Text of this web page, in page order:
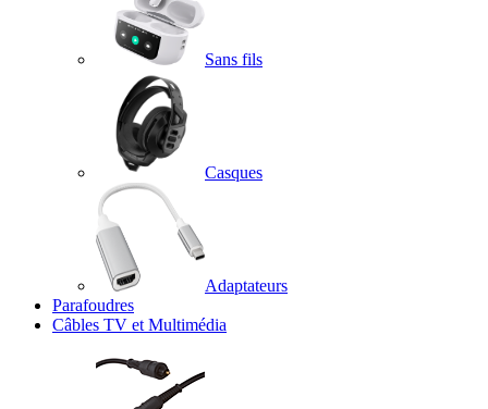
Sans fils
Casques
Adaptateurs
Parafoudres
Câbles TV et Multimédia